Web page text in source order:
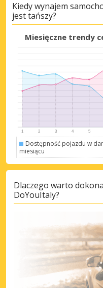
Kiedy wynajem
jest tańszy?
Miesięczne trendy
Dostępność pojazdu w
miesiącu
Dlaczego warto
DoYouItaly?